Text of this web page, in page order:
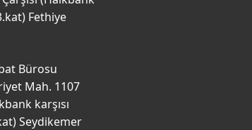
Fethiye
Bürosu
Mah. 1107
karşısı
Seydikemer